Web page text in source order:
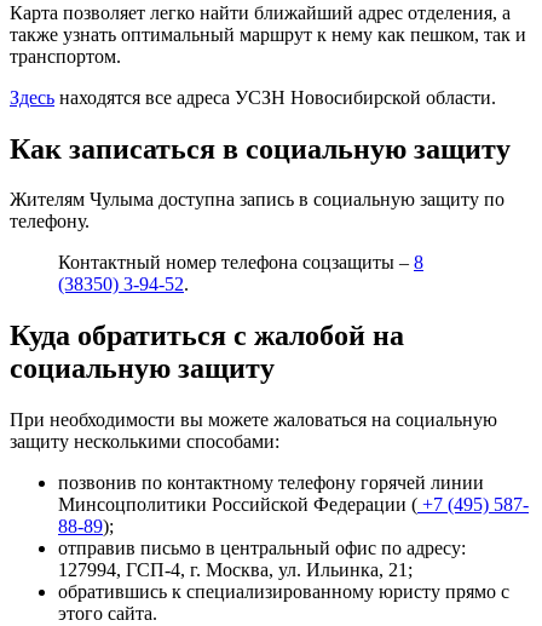
Карта позволяет легко найти ближайший адрес отделения, а
также узнать оптимальный маршрут к нему как пешком, так и
транспортом.
Здесь находятся все адреса УСЗН Новосибирской области.
Как записаться в социальную защиту
Жителям Чулыма доступна запись в социальную защиту по
телефону.
Контактный номер телефона соцзащиты – 8
(38350) 3-94-52.
Куда обратиться с жалобой на
социальную защиту
При необходимости вы можете жаловаться на социальную
защиту несколькими способами:
позвонив по контактному телефону горячей линии
Минсоцполитики Российской Федерации ( +7 (495) 587-
88-89);
отправив письмо в центральный офис по адресу:
127994, ГСП-4, г. Москва, ул. Ильинка, 21 ;
обратившись к специализированному юристу прямо с
этого сайта.